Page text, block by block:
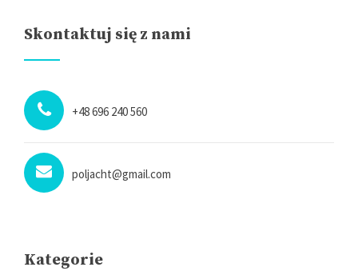
Skontaktuj się z nami
+48 696 240 560
poljacht@gmail.com
Kategorie